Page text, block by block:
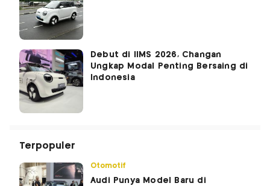
Debut di IIMS 2026, Changan
Ungkap Modal Penting Bersaing di
Indonesia
Terpopuler
Otomotif
Audi Punya Model Baru di